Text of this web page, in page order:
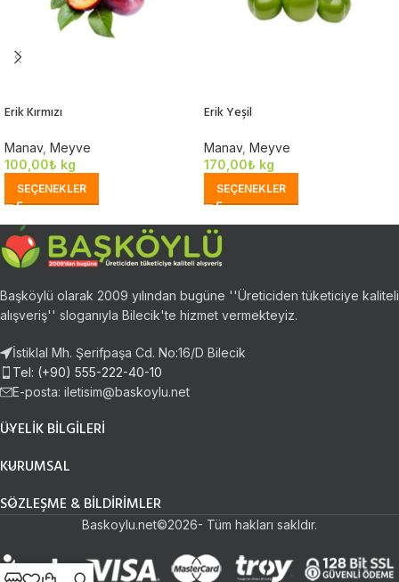
Erik Kırmızı
Manav, Meyve
100,00₺ kg
SEÇENEKLER
Erik Yeşil
Manav, Meyve
170,00₺ kg
SEÇENEKLER
Başköylü olarak 2009 yılından bugüne ''Üreticiden tüketiciye kaliteli
alışveriş'' sloganıyla Bilecik'te hizmet vermekteyiz.
İstiklal Mh. Şerifpaşa Cd. No:16/D Bilecik
Tel: (+90) 555-222-40-10
E-posta: iletisim@baskoylu.net
ÜYELIK BILGILERI
KURUMSAL
SÖZLEŞME & BILDIRIMLER
Baskoylu.net©2026- Tüm hakları sakldır.